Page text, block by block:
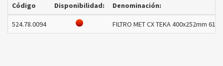
Código Disponibilidad: Denominación:
524.78.0094 FILTRO MET CX TEKA 400x252mm